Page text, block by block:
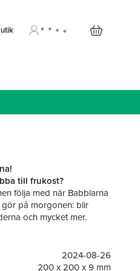
till frukost?
följa med när Babblarna
på morgonen: blir
och mycket mer.
skapas många tillfällen
har Bibbi för färg på
2024-08-26
200 x 200 x 9 mm